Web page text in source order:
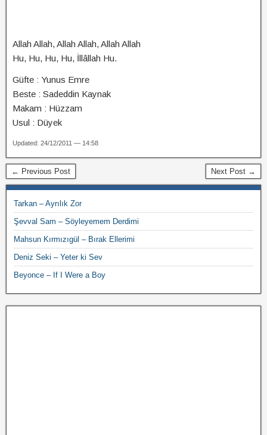
Allah Allah, Allah Allah, Allah Allah
Hu, Hu, Hu, Hu, İllâllah Hu.
Güfte : Yunus Emre
Beste : Sadeddin Kaynak
Makam : Hüzzam
Usul : Düyek
Updated: 24/12/2011 — 14:58
← Previous Post Next Post →
Tarkan – Ayrılık Zor
Şevval Sam – Söyleyemem Derdimi
Mahsun Kırmızıgül – Bırak Ellerimi
Deniz Seki – Yeter ki Sev
Beyonce – If I Were a Boy